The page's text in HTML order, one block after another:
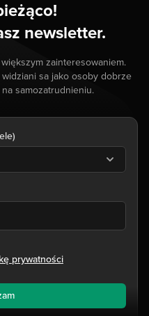
newsletter.
zainteresowaniem.
sa jako osoby dobrze
samozatrudnieniu.
prywatności